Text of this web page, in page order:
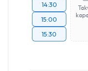
14:30
15:00
15:30